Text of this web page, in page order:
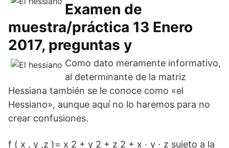
Examen de
muestra/práctica 13 Enero
2017, preguntas y
Como dato meramente informativo,
al determinante de la matriz
Hessiana también se le conoce como «el
Hessiano», aunque aquí no lo haremos para no
crear confusiones.
f ( x , y ,z )= x 2 + y 2 + z 2 + x ⋅ y ⋅ z sujeto a la